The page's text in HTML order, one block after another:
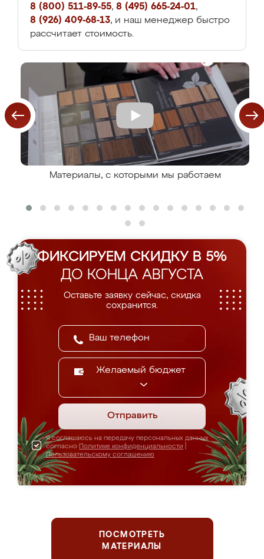
8 (800) 511-89-55, 8 (495) 665-24-01,
8 (926) 409-68-13, и наш менеджер быстро
рассчитает стоимость.
Материалы, с которыми мы работаем
ФИКСИРУЕМ СКИДКУ В 5%
ДО КОНЦА АВГУСТА
Оставьте заявку сейчас, скидка
сохранится.
Желаемый бюджет
Отправить
Я соглашаюсь на передачу персональных данных
согласно Политике конфиденциальности
Пользовательскому соглашению
ПОСМОТРЕТЬ
МАТЕРИАЛЫ